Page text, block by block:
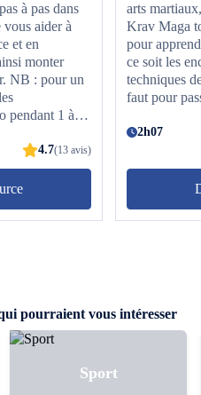
à pas dans
aider à
et en
monter
NB : pour un
pendant 1 à 2
4.7(13 avis)
arts
Krav Maga
pour
ce soit les
techniques
faut pour
2h07
pourraient vous intéresser
Sport